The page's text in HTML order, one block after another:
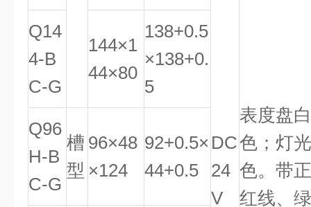
DC
24
V
表度盘
色；灯
色。带
红线、
Q14
4-B
C-G
144×1
44×80
138+0.5
×138+0.
5
Q96
H-B
C-G
槽
型
96×48
×124
92+0.5×
44+0.5